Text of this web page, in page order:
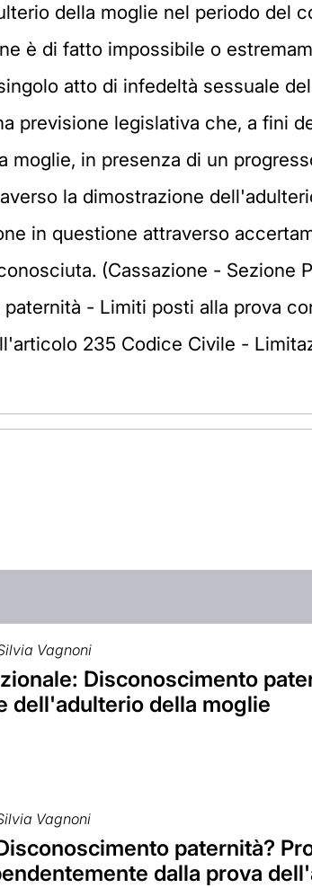
della moglie nel periodo del
è di fatto impossibile o
atto di infedeltà sessuale
previsione legislativa che, a fini
moglie, in presenza di un
la dimostrazione
in questione attraverso
(Cassazione - Sezione
- Limiti posti alla prova
235 Codice Civile -
Vagnoni
Disconoscimento
dell'adulterio della moglie
Vagnoni
paternità?
dalla prova